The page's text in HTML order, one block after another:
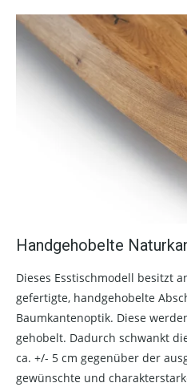
Handgehobelte
Dieses Esstischmodell besitzt
gefertigte, handgehobelte
Baumkantenoptik. Diese
gehobelt. Dadurch schwankt
ca. +/- 5 cm gegenüber der
gewünschte und